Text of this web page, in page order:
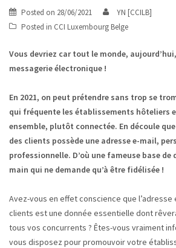
Posted on 28/06/2021
YN [CCILB]
Posted in CCI Luxembourg Belge
Vous devriez car tout le monde,
messagerie électronique !
En 2021, on peut prétendre sans trop se
qui fréquente les établissements hôteliers
ensemble, plutôt connectée. En découle
des clients possède une adresse e-mail,
professionnelle. D’où une fameuse base de
main qui ne demande qu’à être fidélisée !
Avez-vous en effet conscience que l’adresse
clients est une donnée essentielle dont
tous vos concurrents ? Êtes-vous vraiment
vous disposez pour promouvoir votre